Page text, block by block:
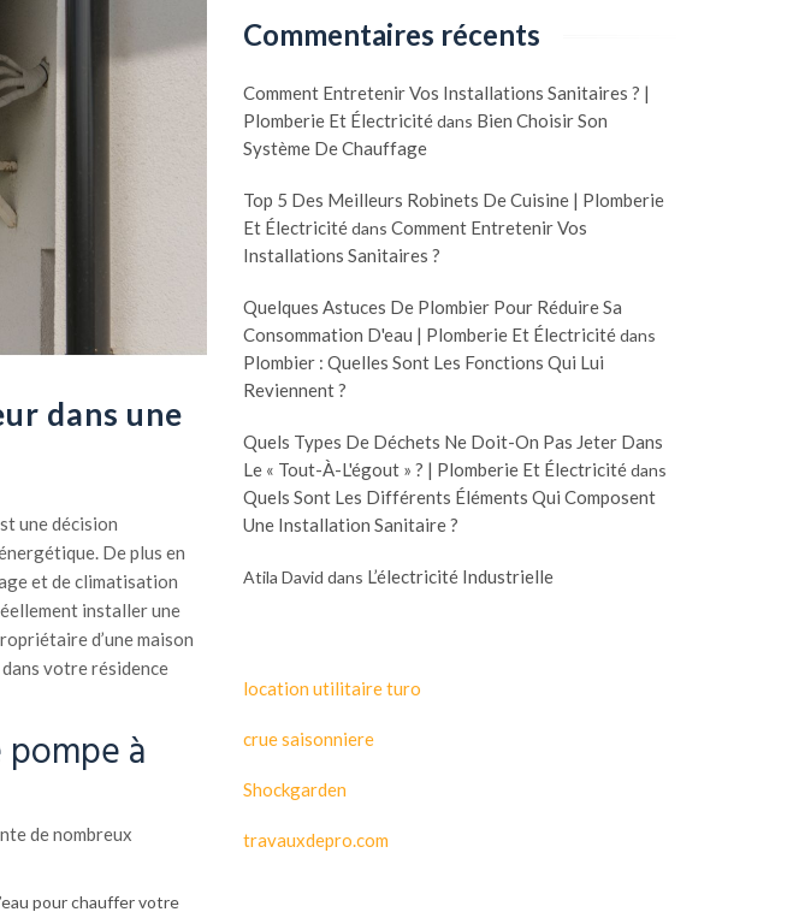
dans une
une décision
De plus en
et de climatisation
installer une
d’une maison
votre résidence
pompe à
de nombreux
pour chauffer votre
Commentaires récents
Comment Entretenir Vos Installations Sanitaires ? |
Plomberie Et Électricitédans Bien Choisir Son
Système De Chauffage
Top 5 Des Meilleurs Robinets De Cuisine | Plomberie
Et Électricitédans Comment Entretenir Vos
Installations Sanitaires ?
Quelques Astuces De Plombier Pour Réduire Sa
Consommation D'eau | Plomberie Et Électricitédans
Plombier : Quelles Sont Les Fonctions Qui Lui
Reviennent ?
Quels Types De Déchets Ne Doit-On Pas Jeter Dans
Le « Tout-À-L'égout » ? | Plomberie Et Électricitédans
Quels Sont Les Différents Éléments Qui Composent
Une Installation Sanitaire ?
Atila David dans L’électricité Industrielle
location utilitaire turo
crue saisonniere
Shockgarden
travauxdepro.com